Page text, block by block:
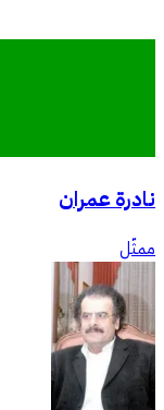
نادرة عمران
ممثّل